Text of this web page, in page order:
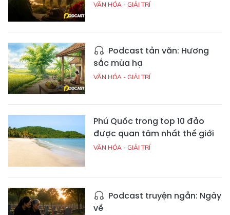
VĂN HÓA - GIẢI TRÍ
Podcast tản văn: Hương
sắc mùa hạ
VĂN HÓA - GIẢI TRÍ
Phú Quốc trong top 10 đảo
được quan tâm nhất thế giới
VĂN HÓA - GIẢI TRÍ
Podcast truyện ngắn: Ngày
về